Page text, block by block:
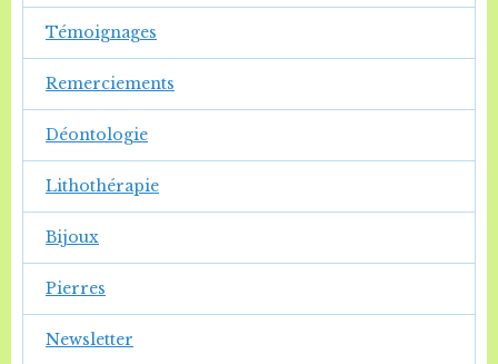
Témoignages
Remerciements
Déontologie
Lithothérapie
Bijoux
Pierres
Newsletter